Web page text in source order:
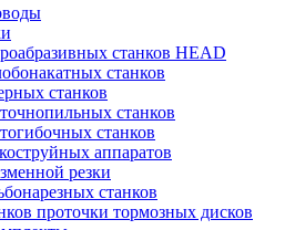
станков HEAD
станков
станков
станков
станков
аппаратов
резки
станков
проточки тормозных дисков